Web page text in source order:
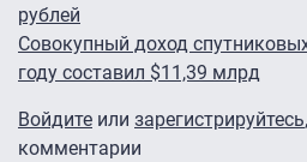
рублей
Совокупный доход
году составил $11,39 млрд
Войдите или зарегистрируйтесь
комментарии